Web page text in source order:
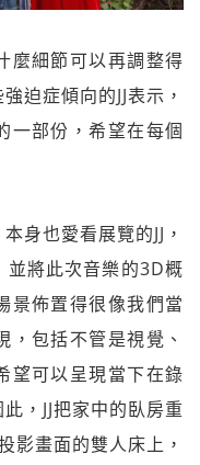
麼細節可以再調整得
迫症傾向的JJ表示，
一部份，希望在每個
身也愛看展覽的JJ，
並將此次音樂的3D概
景佈置得很像我們當
包括不管是視覺、
望可以呈現當下在錄
，JJ把家中的臥房重
影畫面的雙人床上，